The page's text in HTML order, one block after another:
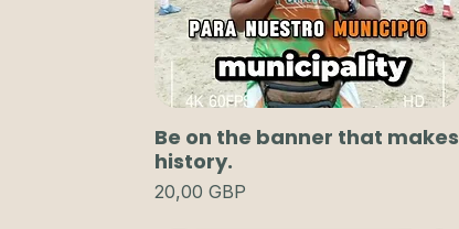
Be on the banner that makes
history.
Precio
20,00 GBP